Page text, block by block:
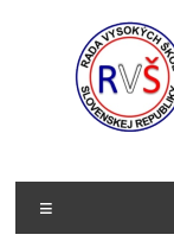
Rada
VŠ
škôl